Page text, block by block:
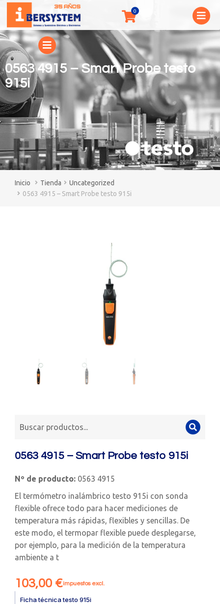
0563 4915 – Smart Probe testo
915i
You are here:
Tienda
Uncategorized
0563 4915 – Smart Probe testo 915i
0563 4915 – Smart Probe testo 915i
Nº de producto: 0563 4915
El termómetro inalámbrico testo 915i con sonda
flexible ofrece todo para hacer mediciones de
temperatura más rápidas, flexibles y sencillas. De
este modo, el termopar flexible puede desplegarse,
por ejemplo, para la medición de la temperatura
ambiente a t
103,00 €impuestos excl.
Ficha técnica testo 915i